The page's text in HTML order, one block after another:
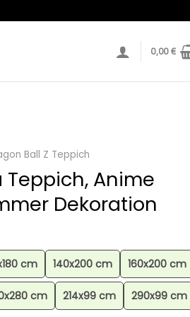
0,00€
Ball Z Teppich
Anime
Dekoration
cm 140x200 cm 160x200 cm
cm 214x99 cm 290x99 cm